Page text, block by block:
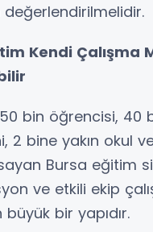
değerlendirilmelidir.
Kendi Çalışma
bin öğrencisi, 40
2 bine yakın okul
Bursa eğitim
ve etkili ekip
bir yapıdır.